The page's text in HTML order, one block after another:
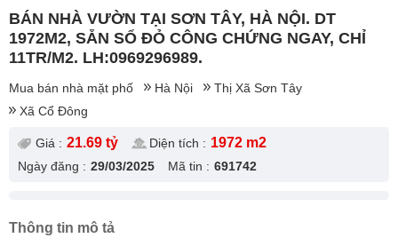
BÁN NHÀ VƯỜN TẠI SƠN TÂY, HÀ NỘI. DT
1972M2, SẴN SỔ ĐỎ CÔNG CHỨNG NGAY, CHỈ
11TR/M2. LH:0969296989.
Mua bán nhà mặt phố Hà Nội
Thị Xã Sơn Tây
Xã Cổ Đông
Giá : 21.69 tỷ Diện tích : 1972 m2
Ngày đăng : 29/03/2025 Mã tin : 691742
Thông tin mô tả